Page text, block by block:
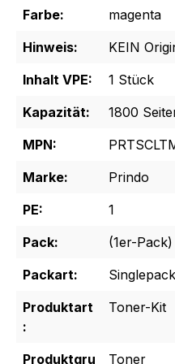
Farbe:
magenta
Hinweis:
KEIN
Inhalt VPE:
1 Stück
Kapazität:
1800
MPN:
Marke:
Prindo
PE:
1
Pack:
(1er-Pack)
Packart:
Singlepack
Produktart
:
Toner-Kit
Produktgru Toner